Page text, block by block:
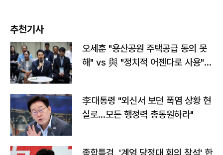
추천기사
오세훈 "용산공원 주택공급 동의 못
해" vs 與 "정치적 어젠다로 사용"
李대통령 "외신서 보던 폭염 상황 현
실로…모든 행정력 총동원하라"
종합특검, '계엄 당정대 회의 참석' 한